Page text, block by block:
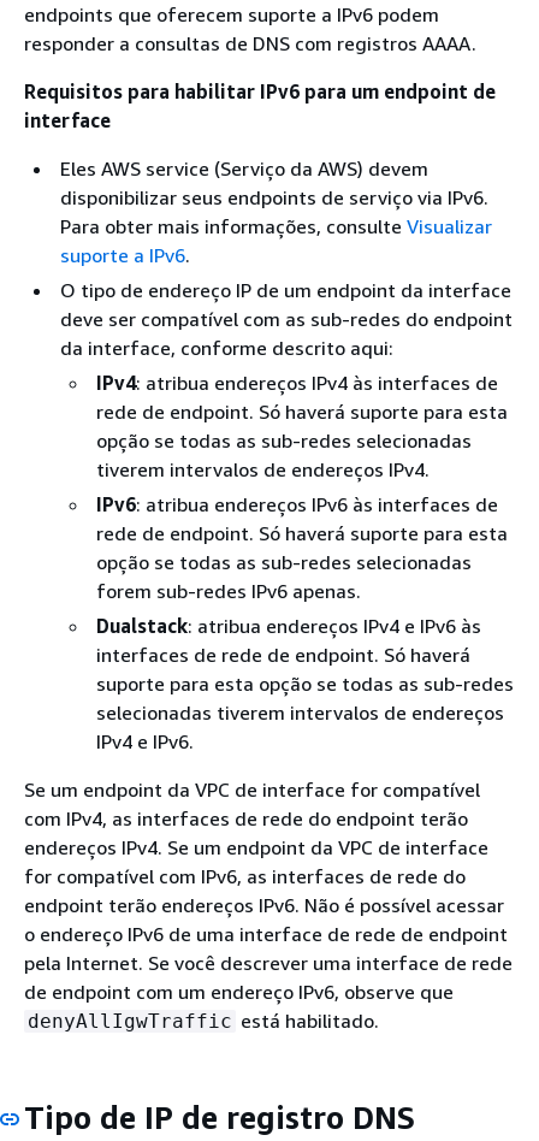
endpoints que oferecem suporte a IPv6 podem
responder a consultas de DNS com registros AAAA.
Requisitos para habilitar IPv6 para um endpoint de
interface
Eles AWS service (Serviço da AWS) devem
disponibilizar seus endpoints de serviço via IPv6.
Para obter mais informações, consulte Visualizar
suporte a IPv6.
O tipo de endereço IP de um endpoint da interface
deve ser compatível com as sub-redes do endpoint
da interface, conforme descrito aqui:
IPv4: atribua endereços IPv4 às interfaces de
rede de endpoint. Só haverá suporte para esta
opção se todas as sub-redes selecionadas
tiverem intervalos de endereços IPv4.
IPv6: atribua endereços IPv6 às interfaces de
rede de endpoint. Só haverá suporte para esta
opção se todas as sub-redes selecionadas
forem sub-redes IPv6 apenas.
Dualstack: atribua endereços IPv4 e IPv6 às
interfaces de rede de endpoint. Só haverá
suporte para esta opção se todas as sub-redes
selecionadas tiverem intervalos de endereços
IPv4 e IPv6.
Se um endpoint da VPC de interface for compatível
com IPv4, as interfaces de rede do endpoint terão
endereços IPv4. Se um endpoint da VPC de interface
for compatível com IPv6, as interfaces de rede do
endpoint terão endereços IPv6. Não é possível acessar
o endereço IPv6 de uma interface de rede de endpoint
pela Internet. Se você descrever uma interface de rede
de endpoint com um endereço IPv6, observe que
denyAllIgwTraffic está habilitado.
Tipo de IP de registro DNS